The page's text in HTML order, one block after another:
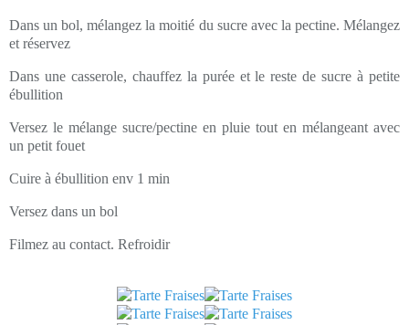
Dans un bol, mélangez la moitié du sucre avec la pectine. Mélangez
et réservez
Dans une casserole, chauffez la purée et le reste de sucre à petite
ébullition
Versez le mélange sucre/pectine en pluie tout en mélangeant avec
un petit fouet
Cuire à ébullition env 1 min
Versez dans un bol
Filmez au contact. Refroidir